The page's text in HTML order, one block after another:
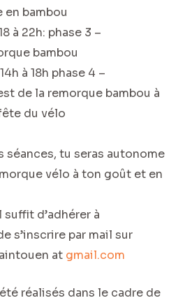
en bambou
à 22h: phase 3 –
bambou
à 18h phase 4 –
de la remorque bambou à
du vélo
séances, tu seras autonome
vélo à ton goût et en
d’adhérer à
s’inscrire par mail sur
at gmail.com
réalisés dans le cadre de